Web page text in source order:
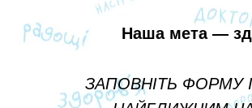
Наша мета —
ЗАПОВНІТЬ ФОРМУ